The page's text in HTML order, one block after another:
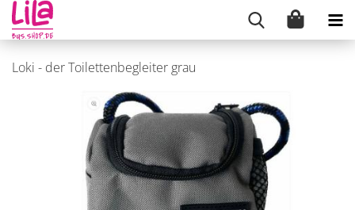
Loki - der Toilettenbegleiter grau